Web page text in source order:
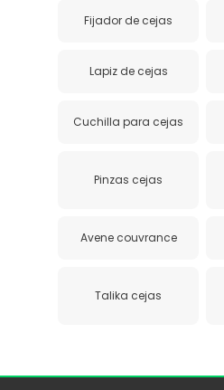
Fijador de cejas
Lapiz de cejas
Cuchilla para cejas
Pinzas cejas
Avene couvrance
Talika cejas